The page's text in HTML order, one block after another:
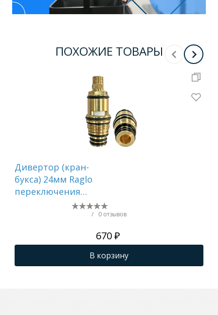
ПОХОЖИЕ ТОВАРЫ
Дивертор (кран-
букса) 24мм Raglo
переключения
режимов (40 шлицов)
/ 0 отзывов
670 ₽
В корзину